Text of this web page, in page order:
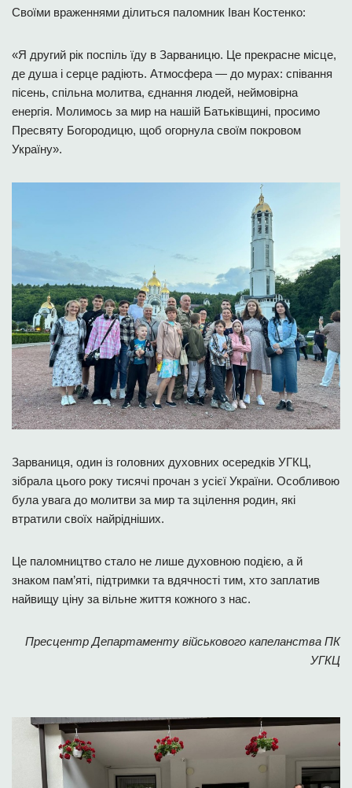
Своїми враженнями ділиться паломник Іван Костенко:
«Я другий рік поспіль їду в Зарваницю. Це прекрасне місце,
де душа і серце радіють. Атмосфера — до мурах: співання
пісень, спільна молитва, єднання людей, неймовірна
енергія. Молимось за мир на нашій Батьківщині, просимо
Пресвяту Богородицю, щоб огорнула своїм покровом
Україну».
Зарваниця, один із головних духовних осередків УГКЦ,
зібрала цього року тисячі прочан з усієї України. Особливою
була увага до молитви за мир та зцілення родин, які
втратили своїх найрідніших.
Це паломництво стало не лише духовною подією, а й
знаком пам’яті, підтримки та вдячності тим, хто заплатив
найвищу ціну за вільне життя кожного з нас.
Пресцентр Департаменту військового капеланства ПК
УГКЦ